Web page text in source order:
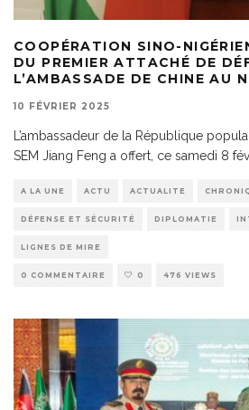
COOPÉRATION SINO-
DU PREMIER ATTACHÉ DE
L’AMBASSADE DE CHINE AU
10 FÉVRIER 2025
L’ambassadeur de la République
SEM Jiang Feng a offert, ce samedi 8
A LA UNE ACTU ACTUALITE
DÉFENSE ET SÉCURITÉ DIPLOMATIE
LIGNES DE MIRE
0 COMMENTAIRE 0 476 VIEWS